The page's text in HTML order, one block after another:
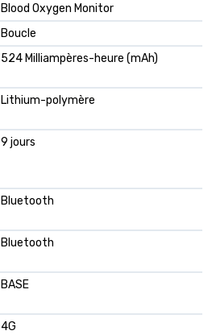
Blood Oxygen Monitor
Boucle
524 Milliampères-heure (mAh)
Lithium-polymère
9 jours
Bluetooth
Bluetooth
BASE
4G